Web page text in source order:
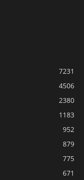
7231
4506
2380
1183
952
879
775
671